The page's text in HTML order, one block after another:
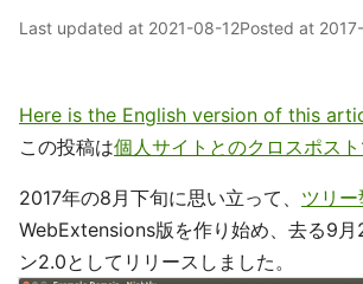
Last updated at 2021-08-12Posted at
Here is the English version of this
この投稿は個人サイトとのクロスポス
2017年の8月下旬に思い立って、 ツリ
WebExtensions版を作り始め、去る9月
ン2.0としてリリースしました。